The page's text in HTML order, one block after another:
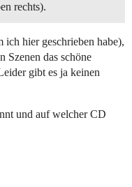
rechts).
ich hier geschrieben habe),
Szenen das schöne
gibt es ja keinen
und auf welcher CD